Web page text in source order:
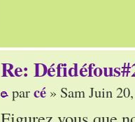
Re:
parcé » Sam Juin